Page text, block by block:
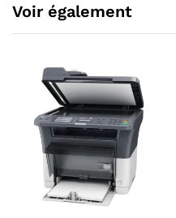
Voir également